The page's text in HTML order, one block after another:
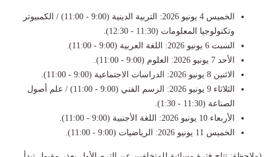
الخميس 4 يونيو 2026: التربية الدينية (9:00 - 11:00) / الكمبيوتر
وتكنولوجيا المعلومات (11:30 - 12:30).
السبت 6 يونيو 2026: اللغة العربية (9:00 - 11:00).
الأحد 7 يونيو 2026: العلوم (9:00 - 11:00).
الاثنين 8 يونيو 2026: الدراسات الاجتماعية (9:00 - 11:00).
الثلاثاء 9 يونيو 2026: الرسم الفني (9:00 - 11:00) / علم أصول
الصناعة (11:30 - 1:30).
الأربعاء 10 يونيو 2026: اللغة الأجنبية (9:00 - 11:00).
الخميس 11 يونيو 2026: الرياضيات (9:00 - 11:00).